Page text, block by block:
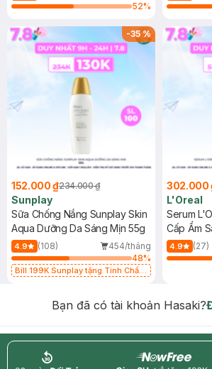
52%
-35%
152.000 ₫234.000 ₫
Sunplay
Sữa Chống Nắng Sunplay Skin
Aqua Dưỡng Da Sáng Mịn 55g
4.9 (108)
454/tháng
48%
Bill 199K Sunplay tặng Tinh Chất
302.000
L'Oreal
Serum
Cấp Ẩm
4.9 (27)
Bạn đã có tài khoản Hasaki?